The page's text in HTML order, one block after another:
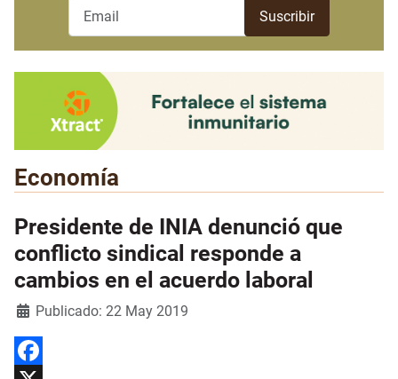
Economía
Presidente de INIA denunció que
conflicto sindical responde a
cambios en el acuerdo laboral
Detalles
Publicado: 22 May 2019